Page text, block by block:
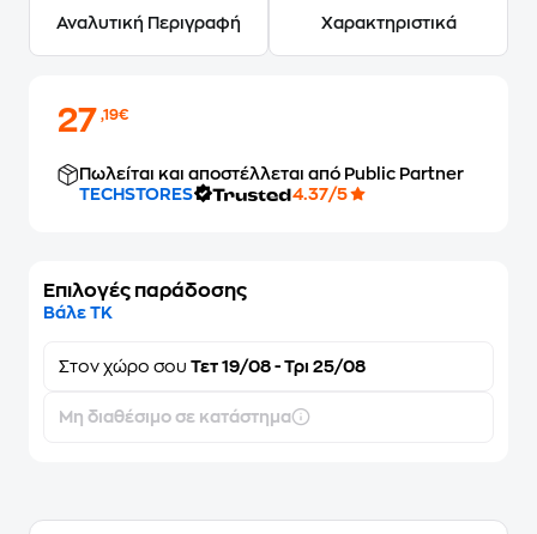
Αναλυτική Περιγραφή Χαρακτηριστικά
27,19€
Πωλείται και αποστέλλεται από Public Partner
TECHSTORES
4.37/5
Επιλογές παράδοσης
Βάλε ΤΚ
Στον χώρο σου Τετ 19/08 - Τρι 25/08
Μη διαθέσιμο σε κατάστημα